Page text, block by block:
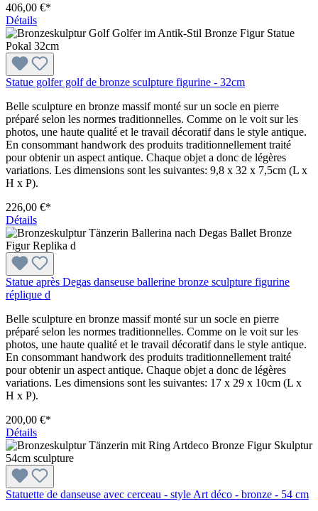
406,00 €*
Détails
Statue golfer golf de bronze sculpture figurine - 32cm
Belle sculpture en bronze massif monté sur un socle en pierre
préparé selon les normes traditionnelles. Comme on le voit sur les
photos, une haute qualité et le travail décoratif dans le style antique.
En consommant handwork des produits traditionnellement traité
pour obtenir un aspect antique. Chaque objet a donc de légères
variations. Les dimensions sont les suivantes: 9,8 x 32 x 7,5cm (L x
H x P).
226,00 €*
Détails
Statue après Degas danseuse ballerine bronze sculpture figurine
réplique d
Belle sculpture en bronze massif monté sur un socle en pierre
préparé selon les normes traditionnelles. Comme on le voit sur les
photos, une haute qualité et le travail décoratif dans le style antique.
En consommant handwork des produits traditionnellement traité
pour obtenir un aspect antique. Chaque objet a donc de légères
variations. Les dimensions sont les suivantes: 17 x 29 x 10cm (L x
H x P).
200,00 €*
Détails
Statuette de danseuse avec cerceau - style Art déco - bronze - 54 cm